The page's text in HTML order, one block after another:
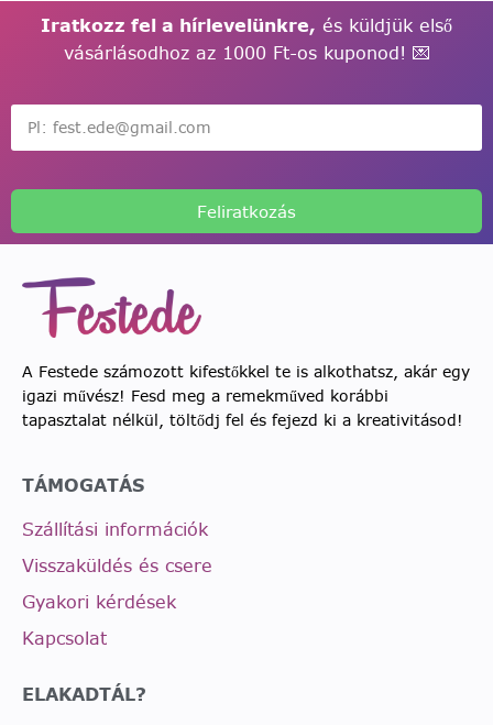
Iratkozz fel a hírlevelünkre, és küldjük első
vásárlásodhoz az 1000 Ft-os kuponod! 💌
Feliratkozás
A Festede számozott kifestőkkel te is alkothatsz, akár egy
igazi művész! Fesd meg a remekműved korábbi
tapasztalat nélkül, töltődj fel és fejezd ki a kreativitásod!
TÁMOGATÁS
Szállítási információk
Visszaküldés és csere
Gyakori kérdések
Kapcsolat
ELAKADTÁL?